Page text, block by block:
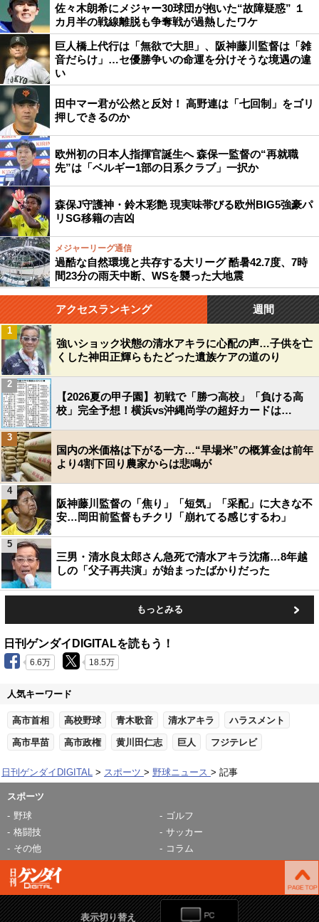
佐々木朗希にメジャー30球団が抱いた“故障疑惑” １
カ月半の戦線離脱も争奪戦が過熱したワケ
巨人橋上代行は「無欲で大胆」、阪神藤川監督は「雑
音だらけ」…セ優勝争いの命運を分けそうな境遇の違
い
田中マー君が公然と反対！ 高野連は「七回制」をゴリ
押しできるのか
欧州初の日本人指揮官誕生へ 森保一監督の“再就職
先”は「ベルギー1部の日系クラブ」一択か
森保J守護神・鈴木彩艶 現実味帯びる欧州BIG5強豪パ
リSG移籍の吉凶
メジャーリーグ通信
過酷な自然環境と共存する大リーグ 酷暑42.7度、7時
間23分の雨天中断、WSを襲った大地震
アクセスランキング 週間
強いショック状態の清水アキラに心配の声…子供を亡
くした神田正輝らもたどった遺族ケアの道のり
1
【2026夏の甲子園】初戦で「勝つ高校」「負ける高
校」完全予想！横浜vs沖縄尚学の超好カードは…
2
国内の米価格は下がる一方…“早場米”の概算金は前年
より4割下回り農家からは悲鳴が
3
阪神藤川監督の「焦り」「短気」「采配」に大きな不
安…岡田前監督もチクリ「崩れてる感じするわ」
4
三男・清水良太郎さん急死で清水アキラ沈痛…8年越
しの「父子再共演」が始まったばかりだった
5
もっとみる
日刊ゲンダイDIGITALを読もう！
6.6万 18.5万
人気キーワード
高市首相 高校野球 青木歌音 清水アキラ ハラスメント
高市早苗 高市政権 黄川田仁志 巨人 フジテレビ
日刊ゲンダイDIGITAL スポーツ 野球ニュース 記事
スポーツ
野球
ゴルフ
格闘技
サッカー
その他
コラム
表示切り替え